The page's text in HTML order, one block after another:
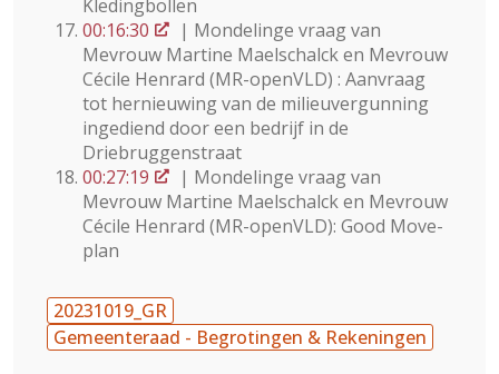
Kledingbollen
00:16:30
| Mondelinge vraag van
Mevrouw Martine Maelschalck en Mevrouw
Cécile Henrard (MR-openVLD) : Aanvraag
tot hernieuwing van de milieuvergunning
ingediend door een bedrijf in de
Driebruggenstraat
00:27:19
| Mondelinge vraag van
Mevrouw Martine Maelschalck en Mevrouw
Cécile Henrard (MR-openVLD): Good Move-
plan
20231019_GR
Gemeenteraad - Begrotingen & Rekeningen